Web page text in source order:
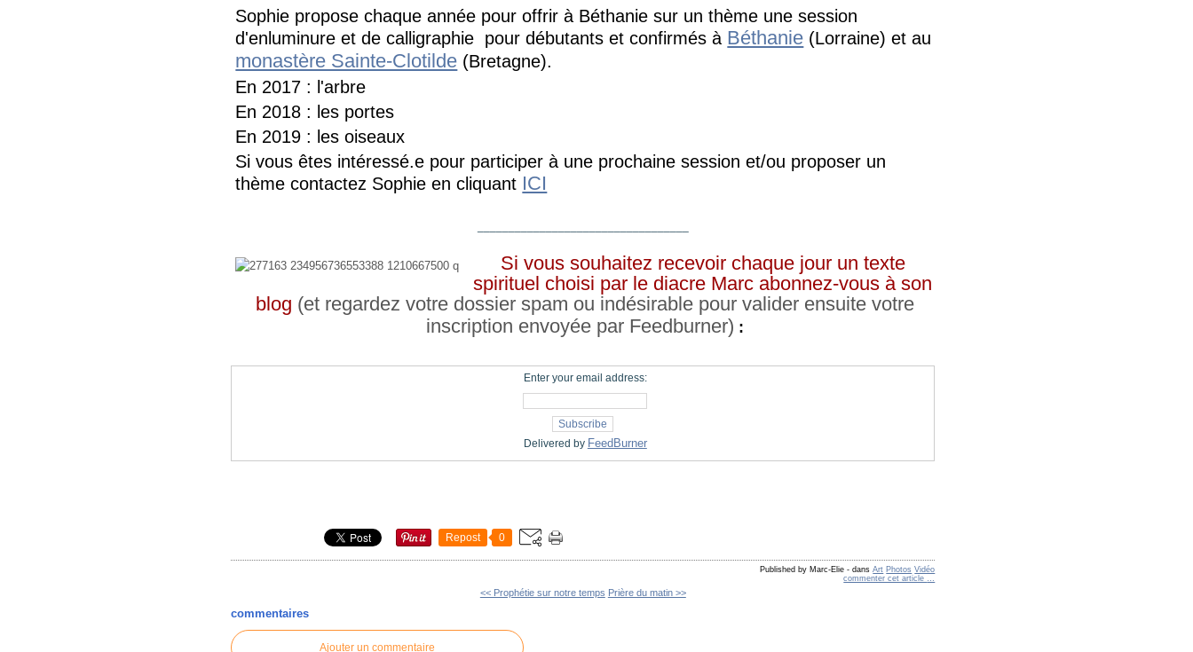
Sophie propose chaque année pour offrir à Béthanie sur un thème une session
d'enluminure et de calligraphie pour débutants et confirmés à Béthanie (Lorraine) et au
monastère Sainte-Clotilde (Bretagne).
En 2017 : l'arbre
En 2018 : les portes
En 2019 : les oiseaux
Si vous êtes intéressé.e pour participer à une prochaine session et/ou proposer un
thème contactez Sophie en cliquant ICI
Si vous souhaitez recevoir chaque jour un texte
spirituel choisi par le diacre Marc abonnez-vous à son
blog (et regardez votre dossier spam ou indésirable pour valider ensuite votre
inscription envoyée par Feedburner) :
Enter your email address:
Delivered by FeedBurner
Repost 0
Published by Marc-Elie - dansArt Photos Vidéo
commenter cet article
<< Prophétie sur notre temps Prière du matin >>
commentaires
Ajouter un commentaire